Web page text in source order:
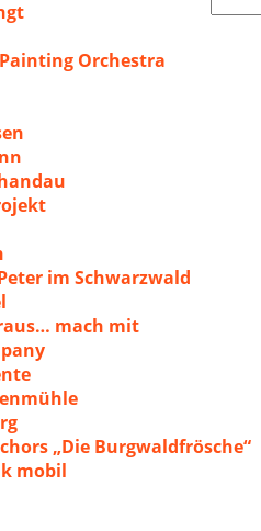
nach:
Orchestra
im Schwarzwald
mach mit
„Die Burgwaldfrösche“
mobil